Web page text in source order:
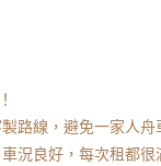
路線，避免一家人舟
況良好，每次租都很